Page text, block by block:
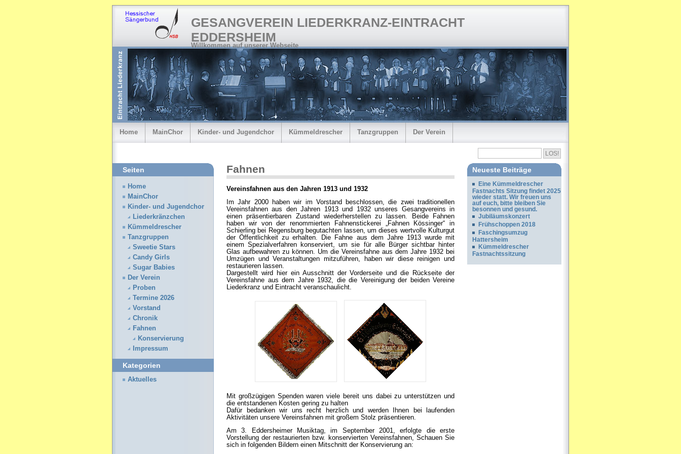
GESANGVEREIN LIEDERKRANZ-EINTRACHT
EDDERSHEIM
Willkommen auf unserer Webseite
Home MainChor Kinder- und Jugendchor Kümmeldrescher Tanzgruppen Der Verein
Fahnen
Vereinsfahnen aus den Jahren 1913 und 1932
Im Jahr 2000 haben wir im Vorstand beschlossen, die zwei traditionellen
Vereinsfahnen aus den Jahren 1913 und 1932 unseres Gesangvereins in
einen präsentierbaren Zustand wiederherstellen zu lassen. Beide Fahnen
haben wir von der renommierten Fahnenstickerei „Fahnen Kössinger“ in
Schierling bei Regensburg begutachten lassen, um dieses wertvolle Kulturgut
der Öffentlichkeit zu erhalten. Die Fahne aus dem Jahre 1913 wurde mit
einem Spezialverfahren konserviert, um sie für alle Bürger sichtbar hinter
Glas aufbewahren zu können. Um die Vereinsfahne aus dem Jahre 1932 bei
Umzügen und Veranstaltungen mitzuführen, haben wir diese reinigen und
restaurieren lassen.
Dargestellt wird hier ein Ausschnitt der Vorderseite und die Rückseite der
Vereinsfahne aus dem Jahre 1932, die die Vereinigung der beiden Vereine
Liederkranz und Eintracht veranschaulicht.
Mit großzügigen Spenden waren viele bereit uns dabei zu unterstützen und
die entstandenen Kosten gering zu halten
Dafür bedanken wir uns recht herzlich und werden Ihnen bei laufenden
Aktivitäten unsere Vereinsfahnen mit großem Stolz präsentieren.
Am 3. Eddersheimer Musiktag, im September 2001, erfolgte die erste
Vorstellung der restaurierten bzw. konservierten Vereinsfahnen, Schauen Sie
sich in folgenden Bildern einen Mitschnitt der Konservierung an:
Seiten
Home
MainChor
Kinder- und Jugendchor
Liederkränzchen
Kümmeldrescher
Tanzgruppen
Sweetie Stars
Candy Girls
Sugar Babies
Der Verein
Proben
Termine 2026
Vorstand
Chronik
Fahnen
Konservierung
Impressum
Kategorien
Aktuelles
Neueste Beiträge
Eine Kümmeldrescher
Fastnachts Sitzung findet 2025
wieder statt. Wir freuen uns
auf euch, bitte bleiben Sie
besonnen und gesund.
Jubiläumskonzert
Frühschoppen 2018
Faschingsumzug
Hattersheim
Kümmeldrescher
Fastnachtssitzung